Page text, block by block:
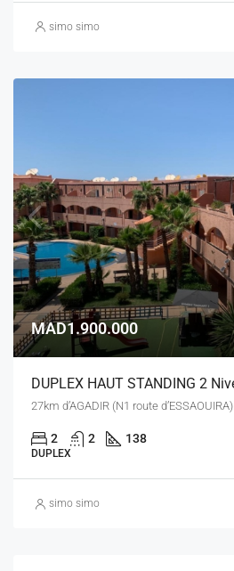
simo simo
MAD1.900.000
27km d’AGADIR (N1 route d’ESSAOUIRA)
2 2 138
DUPLEX
simo simo